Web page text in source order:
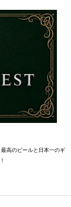
高のビールと日本一のギ